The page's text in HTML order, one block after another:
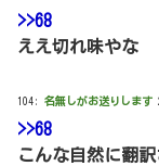
>>68
ええ切れ味やな
104: 名無しがお送りします
>>68
こんな自然に翻